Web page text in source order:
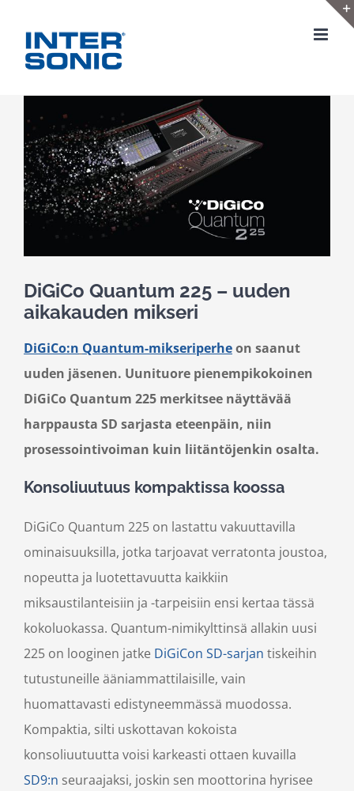
content
Larger
Image
DiGiCo Quantum 225 – uuden
aikakauden mikseri
DiGiCo:n Quantum-mikseriperheon saanut
uuden jäsenen. Uunituore pienempikokoinen
DiGiCo Quantum 225 merkitsee näyttävää
harppausta SD sarjasta eteenpäin, niin
prosessointivoiman kuin liitäntöjenkin osalta.
Konsoliuutuus kompaktissa koossa
DiGiCo Quantum 225 on lastattu vakuuttavilla
ominaisuuksilla, jotka tarjoavat verratonta joustoa,
nopeutta ja luotettavuutta kaikkiin
miksaustilanteisiin ja -tarpeisiin ensi kertaa tässä
kokoluokassa. Quantum-nimikylttinsä allakin uusi
225 on looginen jatke DiGiCon SD-sarjan tiskeihin
tutustuneille ääniammattilaisille, vain
huomattavasti edistyneemmässä muodossa.
Kompaktia, silti uskottavan kokoista
konsoliuutuutta voisi karkeasti ottaen kuvailla
SD9:n seuraajaksi, joskin sen moottorina hyrisee